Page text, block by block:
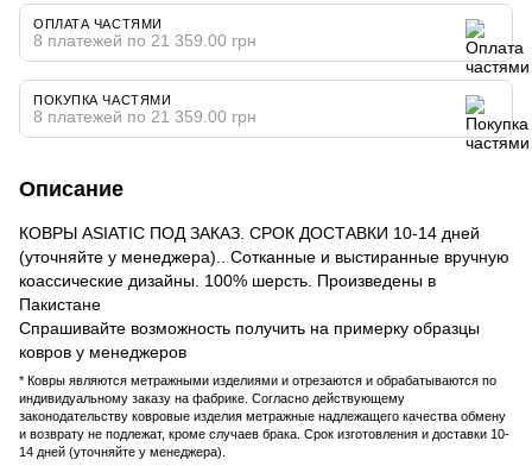
ОПЛАТА ЧАСТЯМИ
8 платежей по 21 359.00 грн
ПОКУПКА ЧАСТЯМИ
8 платежей по 21 359.00 грн
Описание
КОВРЫ ASIATIC ПОД ЗАКАЗ. СРОК ДОСТАВКИ 10-14 дней
(уточняйте у менеджера).. Сотканные и выстиранные вручную
коассические дизайны. 100% шерсть. Произведены в
Пакистане
Спрашивайте возможность получить на примерку образцы
ковров у менеджеров
* Ковры являются метражными изделиями и отрезаются и обрабатываются по
индивидуальному заказу на фабрике. Согласно действующему
законодательству ковровые изделия метражные надлежащего качества обмену
и возврату не подлежат, кроме случаев брака. Срок изготовления и доставки 10-
14 дней (уточняйте у менеджера).